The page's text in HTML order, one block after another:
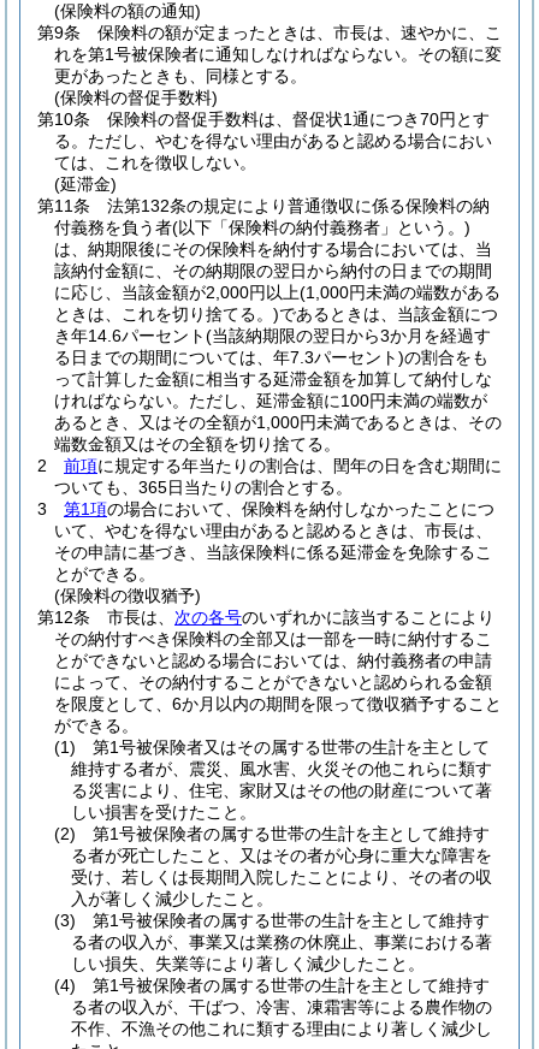
(保険料の額の通知)
第9条
保険料の額が定まったときは、市長は、速やかに、こ
れを第1号被保険者に通知しなければならない。 その額に変
更があったときも、同様とする。
(保険料の督促手数料)
第10条
保険料の督促手数料は、督促状1通につき70円とす
る。 ただし、やむを得ない理由があると認める場合におい
ては、これを徴収しない。
(延滞金)
第11条
法第132条の規定により普通徴収に係る保険料の納
付義務を負う者(以下「保険料の納付義務者」という。)
は、納期限後にその保険料を納付する場合においては、当
該納付金額に、その納期限の翌日から納付の日までの期間
に応じ、当該金額が2,000円以上(1,000円未満の端数がある
ときは、これを切り捨てる。)であるときは、当該金額につ
き年14.6パーセント(当該納期限の翌日から3か月を経過す
る日までの期間については、年7.3パーセント)の割合をも
って計算した金額に相当する延滞金額を加算して納付しな
ければならない。 ただし、延滞金額に100円未満の端数が
あるとき、又はその全額が1,000円未満であるときは、その
端数金額又はその全額を切り捨てる。
2
前項に規定する年当たりの割合は、閏年の日を含む期間に
ついても、365日当たりの割合とする。
3
第1項の場合において、保険料を納付しなかったことにつ
いて、やむを得ない理由があると認めるときは、市長は、
その申請に基づき、当該保険料に係る延滞金を免除するこ
とができる。
(保険料の徴収猶予)
第12条
市長は、 次の各号のいずれかに該当することにより
その納付すべき保険料の全部又は一部を一時に納付するこ
とができないと認める場合においては、納付義務者の申請
によって、その納付することができないと認められる金額
を限度として、6か月以内の期間を限って徴収猶予すること
ができる。
(1)
第1号被保険者又はその属する世帯の生計を主として
維持する者が、震災、風水害、火災その他これらに類す
る災害により、住宅、家財又はその他の財産について著
しい損害を受けたこと。
(2)
第1号被保険者の属する世帯の生計を主として維持す
る者が死亡したこと、又はその者が心身に重大な障害を
受け、若しくは長期間入院したことにより、その者の収
入が著しく減少したこと。
(3)
第1号被保険者の属する世帯の生計を主として維持す
る者の収入が、事業又は業務の休廃止、事業における著
しい損失、失業等により著しく減少したこと。
(4)
第1号被保険者の属する世帯の生計を主として維持す
る者の収入が、干ばつ、冷害、凍霜害等による農作物の
不作、不漁その他これに類する理由により著しく減少し